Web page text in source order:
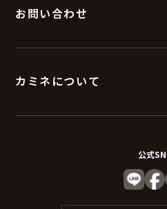
託を行います。
報の一部をご提供いただけな
（７）保有個人データ
お問い合わせ
カミネについて
公式